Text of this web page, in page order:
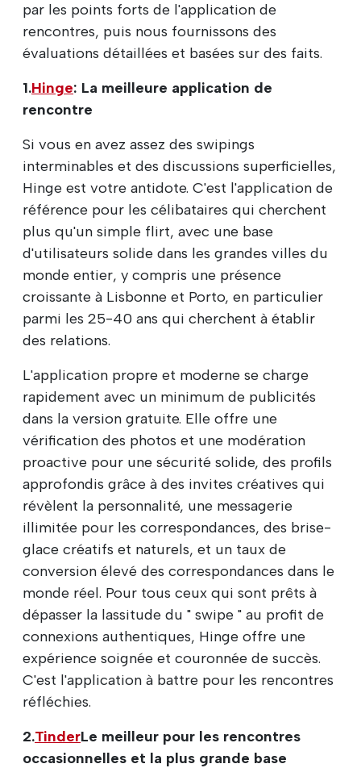
par les points forts de l'application de
rencontres, puis nous fournissons des
évaluations détaillées et basées sur des faits.
1.Hinge: La meilleure application de
rencontre
Si vous en avez assez des swipings
interminables et des discussions superficielles,
Hinge est votre antidote. C'est l'application de
référence pour les célibataires qui cherchent
plus qu'un simple flirt, avec une base
d'utilisateurs solide dans les grandes villes du
monde entier, y compris une présence
croissante à Lisbonne et Porto, en particulier
parmi les 25-40 ans qui cherchent à établir
des relations.
L'application propre et moderne se charge
rapidement avec un minimum de publicités
dans la version gratuite. Elle offre une
vérification des photos et une modération
proactive pour une sécurité solide, des profils
approfondis grâce à des invites créatives qui
révèlent la personnalité, une messagerie
illimitée pour les correspondances, des brise-
glace créatifs et naturels, et un taux de
conversion élevé des correspondances dans le
monde réel. Pour tous ceux qui sont prêts à
dépasser la lassitude du " swipe " au profit de
connexions authentiques, Hinge offre une
expérience soignée et couronnée de succès.
C'est l'application à battre pour les rencontres
réfléchies.
2.TinderLe meilleur pour les rencontres
occasionnelles et la plus grande base